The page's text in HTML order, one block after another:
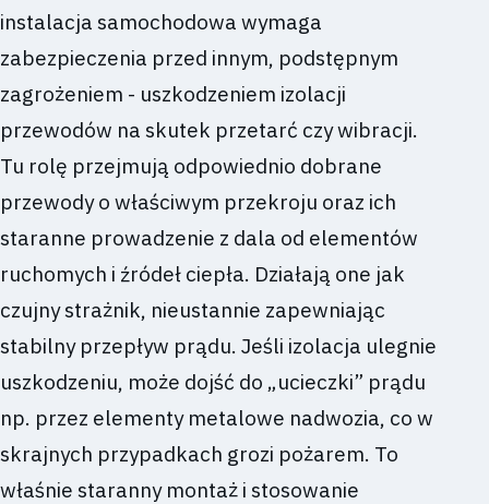
instalacja samochodowa wymaga
zabezpieczenia przed innym, podstępnym
zagrożeniem - uszkodzeniem izolacji
przewodów na skutek przetarć czy wibracji.
Tu rolę przejmują odpowiednio dobrane
przewody o właściwym przekroju oraz ich
staranne prowadzenie z dala od elementów
ruchomych i źródeł ciepła. Działają one jak
czujny strażnik, nieustannie zapewniając
stabilny przepływ prądu. Jeśli izolacja ulegnie
uszkodzeniu, może dojść do „ucieczki” prądu
np. przez elementy metalowe nadwozia, co w
skrajnych przypadkach grozi pożarem. To
właśnie staranny montaż i stosowanie